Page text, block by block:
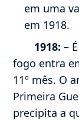
em uma
em 1918.
1918: –
fogo entra
11º mês. O
Primeira
precipita a